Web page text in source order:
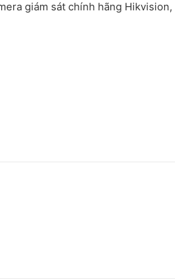
giám sát chính hãng Hikvision,